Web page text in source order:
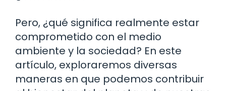
Pero, ¿qué significa realmente estar
comprometido con el medio
ambiente y la sociedad? En este
artículo, exploraremos diversas
maneras en que podemos contribuir